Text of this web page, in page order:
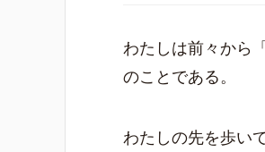
わたしは前々から
のことである。
わたしの先を歩い